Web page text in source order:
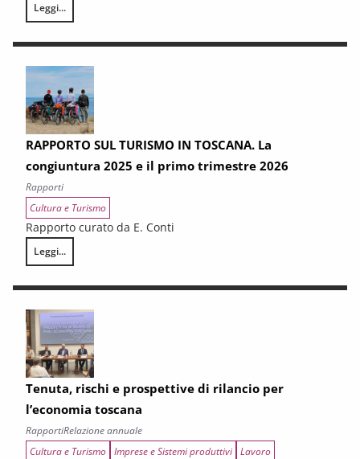
Leggi...
La domanda turistica in Toscana nel 2025
RAPPORTO SUL TURISMO IN TOSCANA. La
congiuntura 2025 e il primo trimestre 2026
Rapporti
Cultura e Turismo
Rapporto curato da E. Conti
Leggi...
RAPPORTO SUL TURISMO IN TOSCANA. La congiuntura 2025 e il
Tenuta, rischi e prospettive di rilancio per
l’economia toscana
RapportiRelazione annuale
Cultura e Turismo Imprese e Sistemi produttivi Lavoro